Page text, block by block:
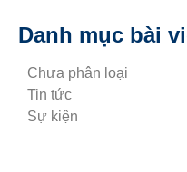
Danh mục bài
Chưa phân loại
Tin tức
Sự kiện